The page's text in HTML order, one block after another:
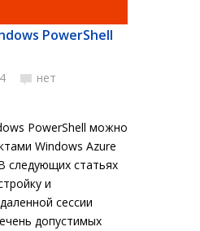
PowerShell
нет
PowerShell можно
Windows Azure
следующих статьях
и
сессии
допустимых